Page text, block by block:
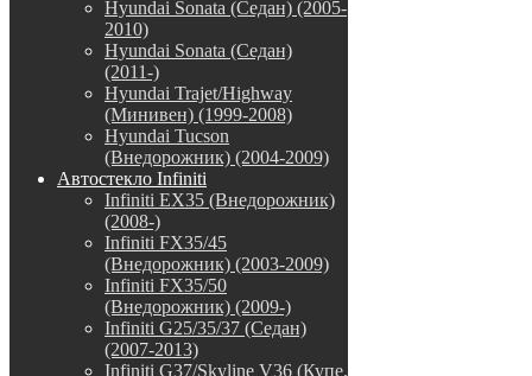
Hyundai Sonata (Седан) (2005-
2010)
Hyundai Sonata (Седан)
(2011-)
Hyundai Trajet/Highway
(Минивен) (1999-2008)
Hyundai Tucson
(Внедорожник) (2004-2009)
Автостекло Infiniti
Infiniti EX35 (Внедорожник)
(2008-)
Infiniti FX35/45
(Внедорожник) (2003-2009)
Infiniti FX35/50
(Внедорожник) (2009-)
Infiniti G25/35/37 (Седан)
(2007-2013)
Infiniti G37/Skyline V36 (Купе,